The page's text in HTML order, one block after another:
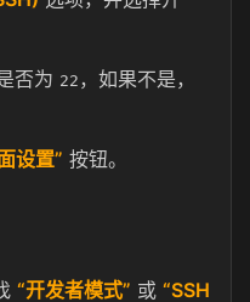
否为 22 ，如果不是，
设置” 按钮。
“开发者模式” 或 “SSH